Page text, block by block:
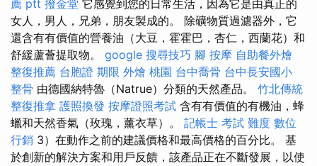
薦 ptt 撥金堂 它感覺到您的日常生活，因為它是由真正的
女人，男人，兄弟，朋友製成的。 除礦物質過濾器外，它
還含有有價值的營養油（大豆，霍霍巴，杏仁，西蘭花）和
舒緩蘆薈提取物。 google 搜尋技巧 腳 按摩 自助餐外燴
整復推薦 台胞證 期限 外燴 桃園 台中喬骨 台中長安國小
整骨 由德國納特魯（Natrue）分類的天然產品。 竹北傳統
整復推拿 護照換發 按摩證照考試 含有有價值的有機油，蜂
蠟和天然香氣（玫瑰，薰衣草）。 記帳士 考試 難度 數位
行銷 3）在動作之前的建議價格和最高價格的百分比。 基
於創新的解決方案和用戶反饋，該產品正在不斷發展，以使